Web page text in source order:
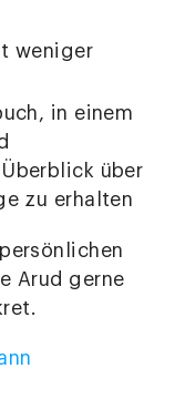
weniger
in einem
über
zu erhalten
Arud gerne